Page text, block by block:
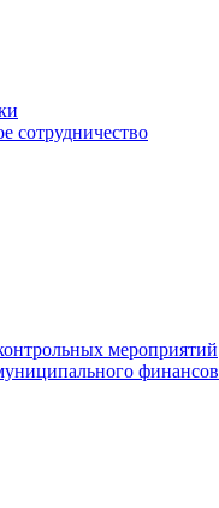
сотрудничество
мероприятий